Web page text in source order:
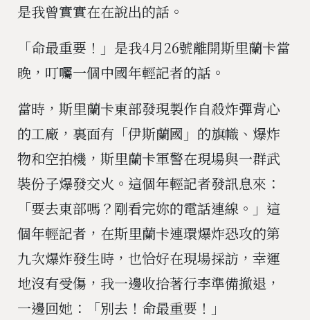
是我曾實實在在說出的話。
「命最重要！」是我4月26號離開斯里蘭卡當
晚，叮囑一個中國年輕記者的話。
當時，斯里蘭卡東部發現製作自殺炸彈背心
的工廠，裏面有「伊斯蘭國」的旗幟、爆炸
物和空拍機，斯里蘭卡軍警在現場與一群武
裝份子爆發交火。這個年輕記者發訊息來：
「要去東部嗎？剛看完妳的電話連線。」這
個年輕記者，在斯里蘭卡連環爆炸恐攻的第
九次爆炸發生時，也恰好在現場採訪，幸運
地沒有受傷，我一邊收拾著行李準備撤退，
一邊回她：「別去！命最重要！」